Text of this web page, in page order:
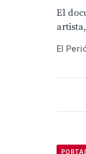
El
El